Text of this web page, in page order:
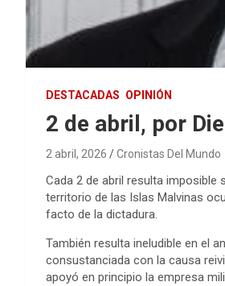
DESTACADAS OPINIÓN
2 de abril, por
2 abril, 2026 Cronistas Del Mundo
Cada 2 de abril resulta
territorio de las Islas Malvinas
facto de la dictadura.
También resulta ineludible en el
consustanciada con la causa
apoyó en principio la empresa